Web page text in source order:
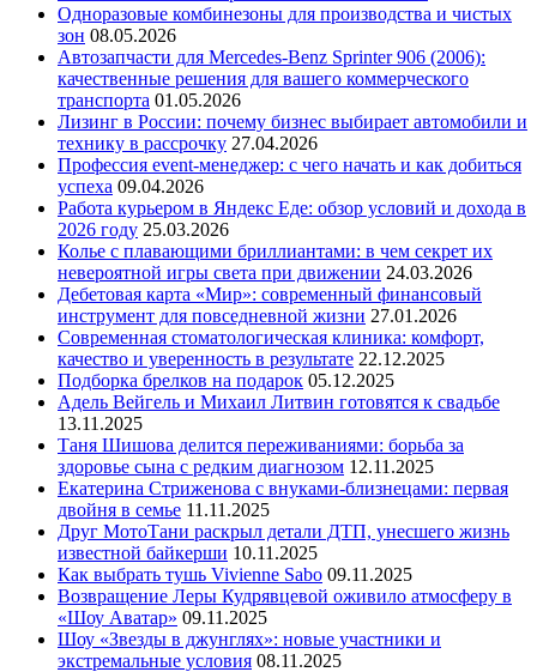
Одноразовые комбинезоны для производства и чистых
зон 08.05.2026
Автозапчасти для Mercedes-Benz Sprinter 906 (2006):
качественные решения для вашего коммерческого
транспорта 01.05.2026
Лизинг в России: почему бизнес выбирает автомобили и
технику в рассрочку 27.04.2026
Профессия event-менеджер: с чего начать и как добиться
успеха 09.04.2026
Работа курьером в Яндекс Еде: обзор условий и дохода в
2026 году 25.03.2026
Колье с плавающими бриллиантами: в чем секрет их
невероятной игры света при движении 24.03.2026
Дебетовая карта «Мир»: современный финансовый
инструмент для повседневной жизни 27.01.2026
Современная стоматологическая клиника: комфорт,
качество и уверенность в результате 22.12.2025
Подборка брелков на подарок 05.12.2025
Адель Вейгель и Михаил Литвин готовятся к свадьбе
13.11.2025
Таня Шишова делится переживаниями: борьба за
здоровье сына с редким диагнозом 12.11.2025
Екатерина Стриженова с внуками-близнецами: первая
двойня в семье 11.11.2025
Друг МотоТани раскрыл детали ДТП, унесшего жизнь
известной байкерши 10.11.2025
Как выбрать тушь Vivienne Sabo 09.11.2025
Возвращение Леры Кудрявцевой оживило атмосферу в
«Шоу Аватар» 09.11.2025
Шоу «Звезды в джунглях»: новые участники и
экстремальные условия 08.11.2025